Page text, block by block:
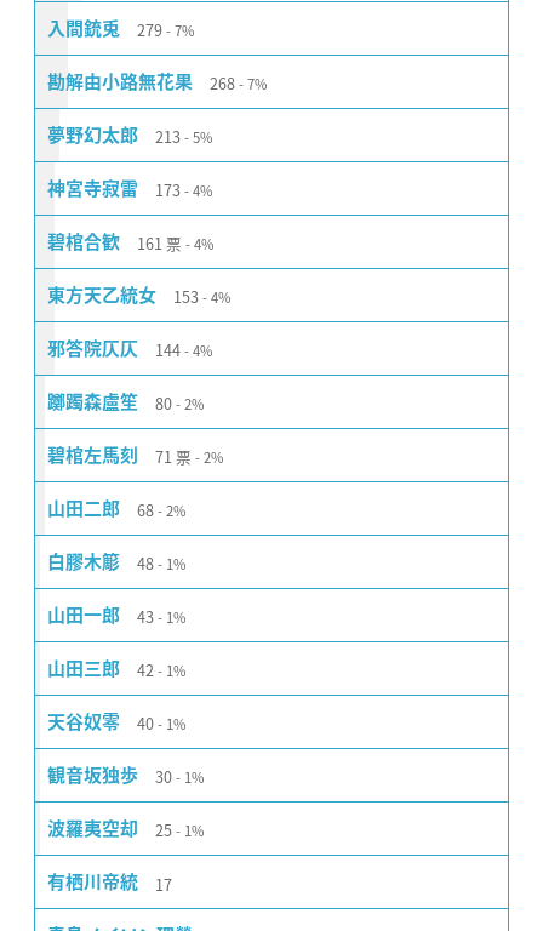
入間銃兎 279 7%
勘解由小路無花果 268 7%
夢野幻太郎 213 5%
神宮寺寂雷 173 4%
碧棺合歓 161 票 4%
東方天乙統女 153 4%
邪答院仄仄 144 4%
躑躅森盧笙 80 2%
碧棺左馬刻 71 票 2%
山田二郎 68 2%
白膠木簓 48 1%
山田一郎 43 1%
山田三郎 42 1%
天谷奴零 40 1%
観音坂独歩 30 1%
波羅夷空却 25 1%
有栖川帝統 17